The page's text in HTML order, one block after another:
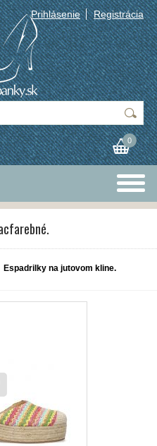
Prihlásenie Registrácia
0
Espadrilky na jutovom kline.